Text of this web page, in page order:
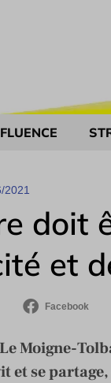
2021
doit
et
Facebook
Moigne-
et se